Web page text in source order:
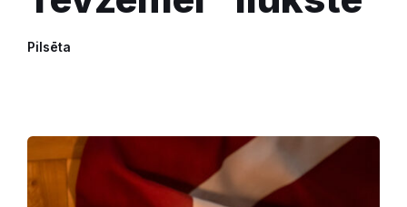
Pilsēta